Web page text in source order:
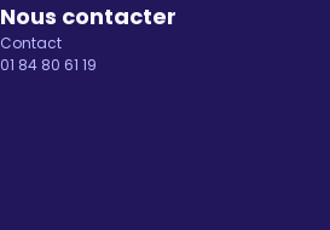
Nous contacter
Contact
01 84 80 61 19